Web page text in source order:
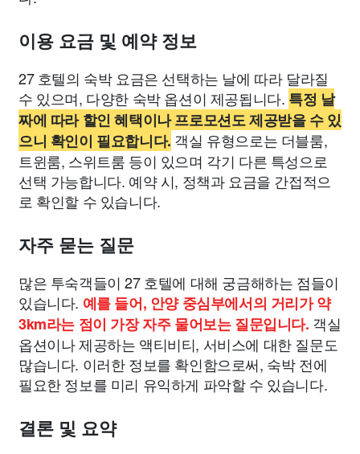
이용 요금 및 예약 정보
27 호텔의 숙박 요금은 선택하는 날에 따라 달라질
수 있으며, 다양한 숙박 옵션이 제공됩니다. 특정 날
짜에 따라 할인 혜택이나 프로모션도 제공받을 수 있
으니 확인이 필요합니다. 객실 유형으로는 더블룸,
트윈룸, 스위트룸 등이 있으며 각기 다른 특성으로
선택 가능합니다. 예약 시, 정책과 요금을 간접적으
로 확인할 수 있습니다.
자주 묻는 질문
많은 투숙객들이 27 호텔에 대해 궁금해하는 점들이
있습니다. 예를 들어, 안양 중심부에서의 거리가 약
3km라는 점이 가장 자주 물어보는 질문입니다. 객실
옵션이나 제공하는 액티비티, 서비스에 대한 질문도
많습니다. 이러한 정보를 확인함으로써, 숙박 전에
필요한 정보를 미리 유익하게 파악할 수 있습니다.
결론 및 요약